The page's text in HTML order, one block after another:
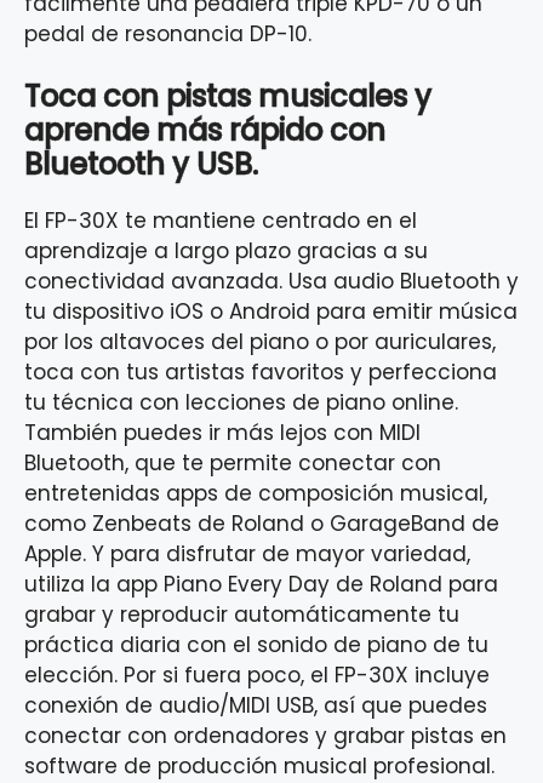
pedal de resonancia DP-10.
Toca con pistas musicales y
aprende más rápido con
Bluetooth y USB.
El FP-30X te mantiene centrado en el
aprendizaje a largo plazo gracias a su
conectividad avanzada. Usa audio Bluetooth y
tu dispositivo iOS o Android para emitir música
por los altavoces del piano o por auriculares,
toca con tus artistas favoritos y perfecciona
tu técnica con lecciones de piano online.
También puedes ir más lejos con MIDI
Bluetooth, que te permite conectar con
entretenidas apps de composición musical,
como Zenbeats de Roland o GarageBand de
Apple. Y para disfrutar de mayor variedad,
utiliza la app Piano Every Day de Roland para
grabar y reproducir automáticamente tu
práctica diaria con el sonido de piano de tu
elección. Por si fuera poco, el FP-30X incluye
conexión de audio/MIDI USB, así que puedes
conectar con ordenadores y grabar pistas en
software de producción musical profesional.